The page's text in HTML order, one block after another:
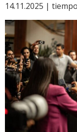
14.11.2025 |